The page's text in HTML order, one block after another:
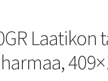
Laatikon